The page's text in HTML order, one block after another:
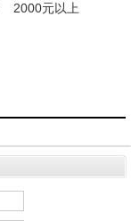
2000元以上